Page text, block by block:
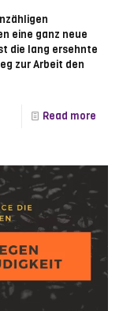
eine ganz neue
die lang ersehnte
zur Arbeit den
Read more